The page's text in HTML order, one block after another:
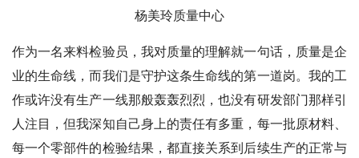
杨美玲质量中心
作为一名来料检验员，我对质量的理解就一句话，质量是企
业的生命线，而我们是守护这条生命线的第一道岗。我的工
作或许没有生产一线那般轰轰烈烈，也没有研发部门那样引
人注目，但我深知自己身上的责任有多重，每一批原材料、
每一个零部件的检验结果，都直接关系到后续生产的正常与